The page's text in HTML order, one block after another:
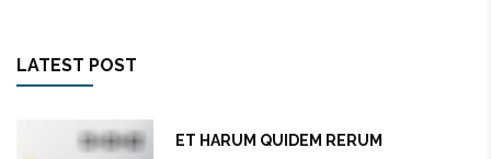
LATEST POST
ET HARUM QUIDEM RERUM